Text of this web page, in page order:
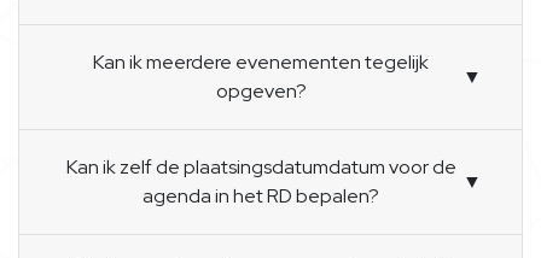
Kan ik meerdere evenementen tegelijk
opgeven?
▼
Kan ik zelf de plaatsingsdatumdatum voor de
agenda in het RD bepalen?
▼